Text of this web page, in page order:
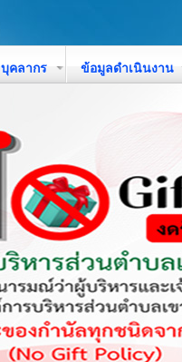
บุคลากร ข้อมูลดำเนินงาน